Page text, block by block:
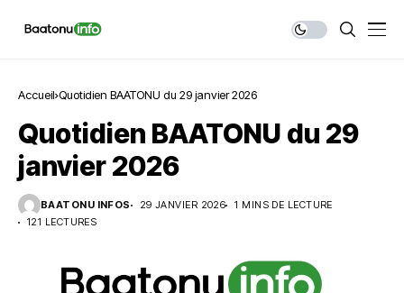
Accueil Quotidien BAATONU du 29 janvier 2026
Quotidien BAATONU du 29
janvier 2026
BAATONU INFOS 29 JANVIER 2026
1 MINS DE LECTURE
121 LECTURES